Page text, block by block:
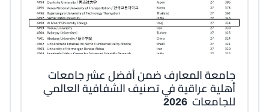
جامعة المعارف ضمن أفضل عشر جامعات
أهلية عراقية في تصنيف الشفافية العالمي
للجامعات 2026